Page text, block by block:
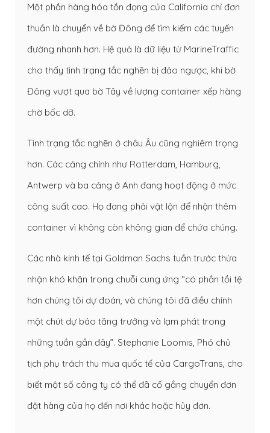
Một phần hàng hóa tồn đọng của California chỉ đơn
thuần là chuyển về bờ Đông để tìm kiếm các tuyến
đường nhanh hơn. Hệ quả là dữ liệu từ MarineTraffic
cho thấy tình trạng tắc nghẽn bị đảo ngược, khi bờ
Đông vượt qua bờ Tây về lượng container xếp hàng
chờ bốc dỡ.
Tình trạng tắc nghẽn ở châu Âu cũng nghiêm trọng
hơn. Các cảng chính như Rotterdam, Hamburg,
Antwerp và ba cảng ở Anh đang hoạt động ở mức
công suất cao. Họ đang phải vật lộn để nhận thêm
container vì không còn không gian để chứa chúng.
Các nhà kinh tế tại Goldman Sachs tuần trước thừa
nhận khó khăn trong chuỗi cung ứng “có phần tồi tệ
hơn chúng tôi dự đoán, và chúng tôi đã điều chỉnh
một chút dự báo tăng trưởng và lạm phát trong
những tuần gần đây”. Stephanie Loomis, Phó chủ
tịch phụ trách thu mua quốc tế của CargoTrans, cho
biết một số công ty có thể đã cố gắng chuyển đơn
đặt hàng của họ đến nơi khác hoặc hủy đơn.